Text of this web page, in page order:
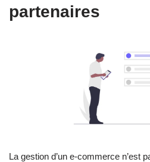
partenaires
La gestion d’un e-commerce n’est